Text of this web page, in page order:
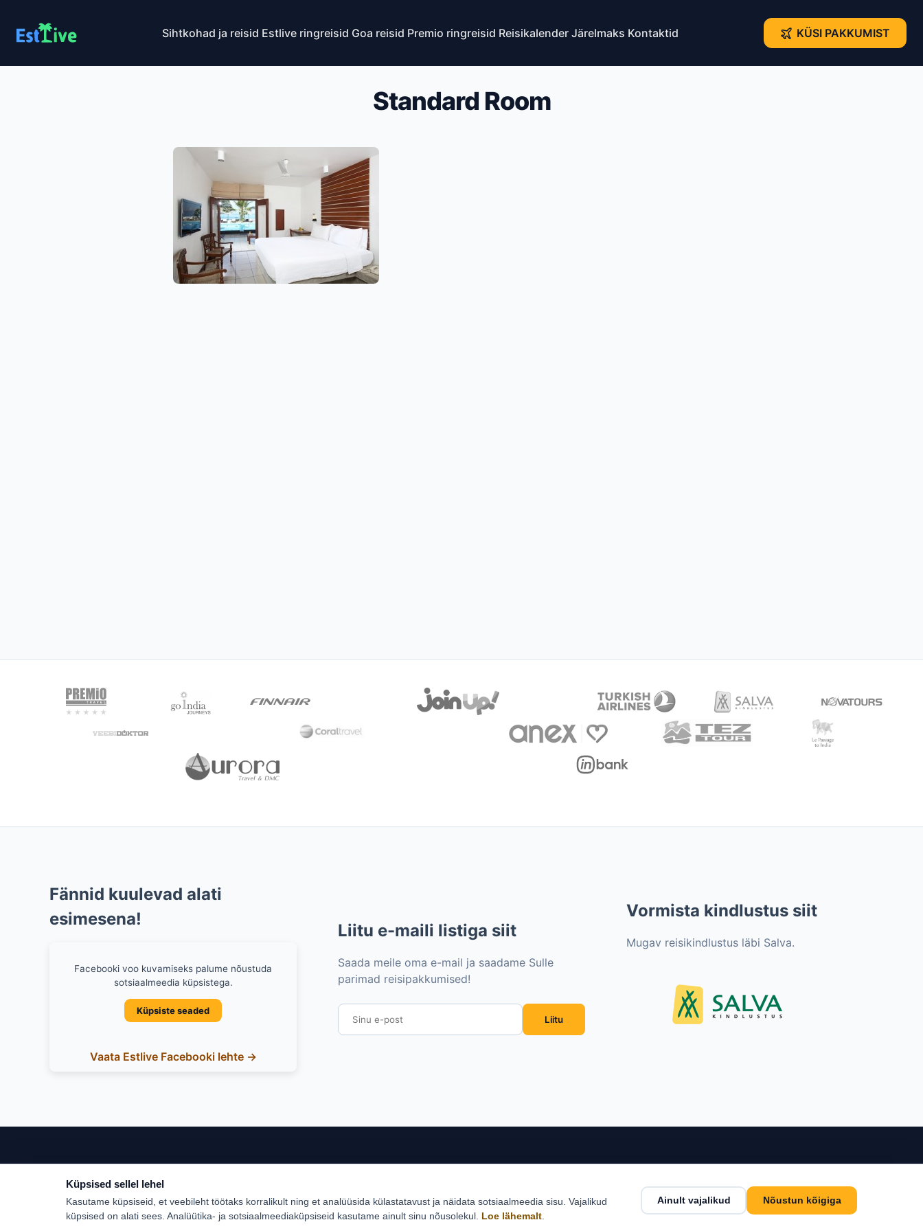
Sihtkohad ja reisid Estlive ringreisid Goa reisid Premio ringreisid Reisikalender Järelmaks Kontaktid KÜSI PAKKUMIST
Standard Room
Fännid kuulevad alati
esimesena!
Facebooki voo kuvamiseks palume nõustuda
sotsiaalmeedia küpsistega.
Küpsiste seaded
Vaata Estlive Facebooki lehte →
Liitu e-maili listiga siit
Saada meile oma e-mail ja saadame Sulle
parimad reisipakkumised!
Liitu
Vormista kindlustus siit
Mugav reisikindlustus läbi Salva.
Türgi Estlive ringreisid
Klienditeenindus
Reisitingimused
Kontakt
Estlive Travel OÜ
Küpsised sellel lehel
Kasutame küpsiseid, et veebileht töötaks korralikult ning et analüüsida külastatavust ja näidata sotsiaalmeedia sisu. Vajalikud
küpsised on alati sees. Analüütika- ja sotsiaalmeediaküpsiseid kasutame ainult sinu nõusolekul. Loe lähemalt.
Ainult vajalikud Nõustun kõigiga